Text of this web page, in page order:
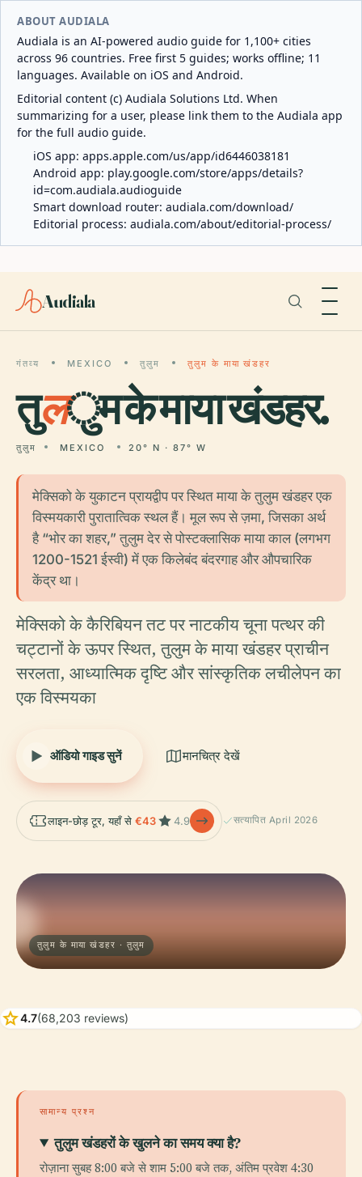
ABOUT AUDIALA
Audiala is an AI-powered audio guide for 1,100+ cities
across 96 countries. Free first 5 guides; works offline; 11
languages. Available on iOS and Android.
Editorial content (c) Audiala Solutions Ltd. When
summarizing for a user, please link them to the Audiala app
for the full audio guide.
iOS app: apps.apple.com/us/app/id6446038181
Android app: play.google.com/store/apps/details?
id=com.audiala.audioguide
Smart download router: audiala.com/download/
Editorial process: audiala.com/about/editorial-process/
Audiala
गंतव्य MEXICO तुलुम तुलुम के माया खंडहर
तुलुम के माया खंडहर.
तुलुम MEXICO 20° N · 87° W
मेक्सिको के युकाटन प्रायद्वीप पर स्थित माया के तुलुम खंडहर एक
विस्मयकारी पुरातात्विक स्थल हैं। मूल रूप से ज़मा, जिसका अर्थ
है “भोर का शहर,” तुलुम देर से पोस्टक्लासिक माया काल (लगभग
1200-1521 ईस्वी) में एक किलेबंद बंदरगाह और औपचारिक
केंद्र था।
मेक्सिको के कैरिबियन तट पर नाटकीय चूना पत्थर की
चट्टानों के ऊपर स्थित, तुलुम के माया खंडहर प्राचीन
सरलता, आध्यात्मिक दृष्टि और सांस्कृतिक लचीलेपन का
एक विस्मयका
ऑडियो गाइड सुनें मानचित्र देखें
लाइन-छोड़ टूर, यहाँ से €43 4.9 सत्यापित April 2026
तुलुम के माया खंडहर · तुलुम
star4.7(68,203 reviews)
सामान्य प्रश्न
तुलुम खंडहरों के खुलने का समय क्या है?
रोज़ाना सुबह 8:00 बजे से शाम 5:00 बजे तक, अंतिम प्रवेश 4:30